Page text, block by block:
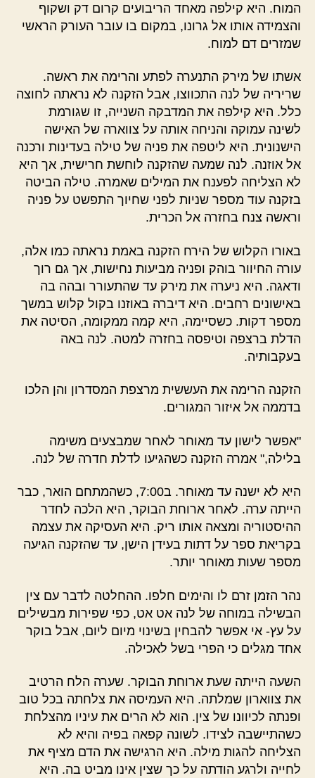
המוח. היא קילפה מאחד הריבועים קרום דק ושקוף
והצמידה אותו אל גרונו, במקום בו עובר העורק הראשי
שמזרים דם למוח.
אשתו של מירק התנערה לפתע והרימה את ראשה.
שריריה של לנה התכווצו, אבל הזקנה לא נראתה לחוצה
כלל. היא קילפה את המדבקה השנייה, זו שגורמת
לשינה עמוקה והניחה אותה על צווארה של האישה
הישנונית. היא ליטפה את פניה של טילה בעדינות ורכנה
אל אוזנה. לנה שמעה שהזקנה לוחשת חרישית, אך היא
לא הצליחה לפענח את המילים שאמרה. טילה הביטה
בזקנה עוד מספר שניות לפני שחיוך התפשט על פניה
וראשה צנח בחזרה אל הכרית.
באורו הקלוש של הירח הזקנה באמת נראתה כמו אלה,
עורה החיוור בוהק ופניה מביעות נחישות, אך גם רוך
ודאגה. היא ניערה את מירק עד שהתעורר ובהה בה
באישונים רחבים. היא דיברה באוזנו בקול קלוש במשך
מספר דקות. כשסיימה, היא קמה ממקומה, הסיטה את
הדלת ברצפה וטיפסה בחזרה למטה. לנה באה
בעקבותיה.
הזקנה הרימה את העששית מרצפת המסדרון והן הלכו
בדממה אל איזור המגורים.
"אפשר לישון עד מאוחר לאחר שמבצעים משימה
בלילה," אמרה הזקנה כשהגיעו לדלת חדרה של לנה.
היא לא ישנה עד מאוחר. ב7:00, כשהמתחם הואר, כבר
הייתה ערה. לאחר ארוחת הבוקר, היא הלכה לחדר
ההיסטוריה ומצאה אותו ריק. היא העסיקה את עצמה
בקריאת ספר על דתות בעידן הישן, עד שהזקנה הגיעה
מספר שעות מאוחר יותר.
נהר הזמן זרם לו והימים חלפו. ההחלטה לדבר עם צין
הבשילה במוחה של לנה אט אט, כפי שפירות מבשילים
על עץ- אי אפשר להבחין בשינוי מיום ליום, אבל בוקר
אחד מגלים כי הפרי בשל לאכילה.
השעה הייתה שעת ארוחת הבוקר. שערה הלח הרטיב
את צווארון שמלתה. היא העמיסה את צלחתה בכל טוב
ופנתה לכיוונו של צין. הוא לא הרים את עיניו מהצלחת
כשהתיישבה לצידו. לשונה קפאה בפיה והיא לא
הצליחה להגות מילה. היא הרגישה את הדם מציף את
לחייה ולרגע הודתה על כך שצין אינו מביט בה. היא